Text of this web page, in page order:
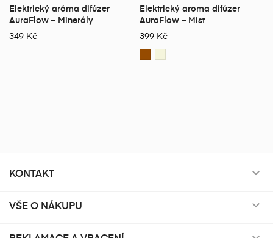
Elektrický aróma difúzer
AuraFlow – Minerály
349 Kč
Elektrický aroma difúzer
AuraFlow – Mist
399 Kč
KONTAKT 
VŠE O NÁKUPU 